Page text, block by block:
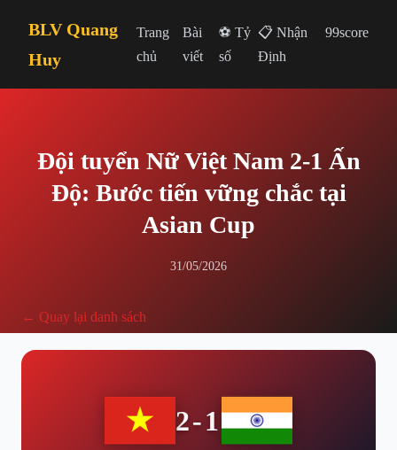
BLV Quang
Huy
Trang
chủ
Bài
viết
⚽ Tỷ
số
📋 Nhận
Định
99score
Đội tuyển Nữ Việt Nam 2-1 Ấn
Độ: Bước tiến vững chắc tại
Asian Cup
31/05/2026
← Quay lại danh sách
2-1